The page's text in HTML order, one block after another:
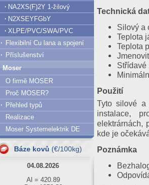
Technická
Silový a
Teplota
Teplota
Střídavé
Použití
Tyto silové a
instalace,
elektrárnách,
kde je
Poznámka
NA2XS(F)2Y 1-žilový
N2XSEYFGbY
XLPE/PVC/SWA/PVC
Flexibilní Cu lana a spojení
Příslušenství
Moser
O firmě MOSER
Proč MOSER?
Přehled typů
Realizace
Moser Systemelektrik DE
Báze kovů (€/100kg)
05.08.2026
Al = 422.01
Cu = 1250.39